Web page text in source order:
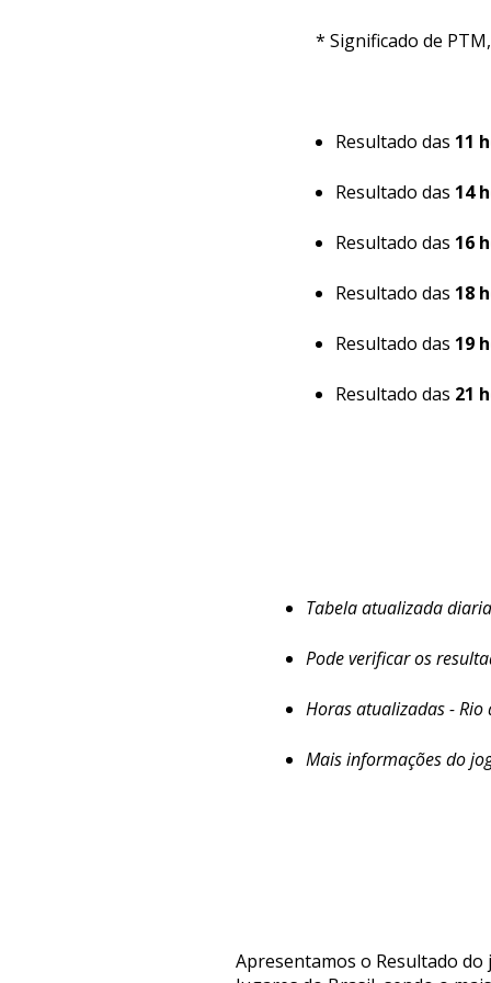
* Significado de
Resultado das 11
Resultado das 14
Resultado das 16
Resultado das 18
Resultado das 19
Resultado das 21
Tabela atualizada
Pode verificar os
Horas atualizadas - Rio
Mais informações do
Apresentamos o Resultado